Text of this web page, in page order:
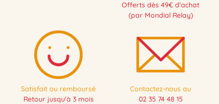
Offerts dès 49€ d'achat
(par Mondial Relay)
Satisfait ou remboursé
Retour jusqu'à 3 mois
Contactez-nous au
02 35 74 48 15